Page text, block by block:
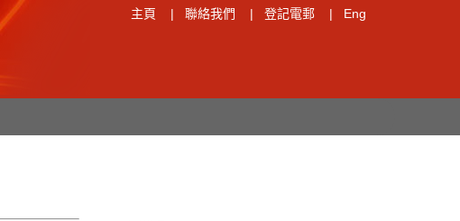
主頁 | 聯絡我們 | 登記電郵 | Eng